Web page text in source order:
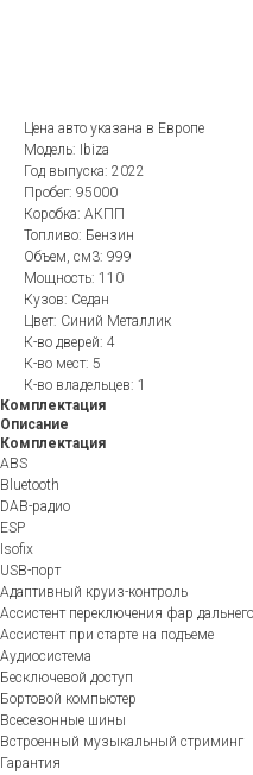
Цена авто указана в Европе
Модель: Ibiza
Год выпуска: 2022
Пробег: 95000
Коробка: АКПП
Топливо: Бензин
Объем, см3: 999
Мощность: 110
Кузов: Седан
Цвет: Синий Металлик
К-во дверей: 4
К-во мест: 5
К-во владельцев: 1
Комплектация
Описание
Комплектация
ABS
Bluetooth
DAB-радио
ESP
Isofix
USB-порт
Адаптивный круиз-контроль
Ассистент переключения фар
Ассистент при старте на подъеме
Аудиосистема
Бесключевой доступ
Бортовой компьютер
Всесезонные шины
Встроенный музыкальный стриминг
Гарантия